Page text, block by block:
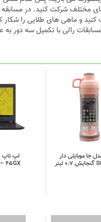
نفره در مینی گیم های مختلف شرکت
و ماهی های طلایی را شکار
رالی با تکمیل سه دور به
جا موبایلی دار
این
محصول
دارای
انواع
مختلفی
می
گزینه
ها
محصول
45GX